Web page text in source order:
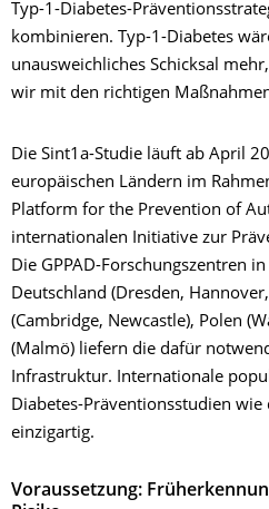
Typ-1-Diabetes-
kombinieren. Typ-1-Diabetes
unausweichliches Schicksal
wir mit den richtigen
Die Sint1a-Studie läuft ab April
europäischen Ländern im
Platform for the Prevention of
internationalen Initiative zur
Die GPPAD-Forschungszentren
Deutschland (Dresden,
(Cambridge, Newcastle), Polen
(Malmö) liefern die dafür
Infrastruktur. Internationale
Diabetes-Präventionsstudien
einzigartig.
Voraussetzung: